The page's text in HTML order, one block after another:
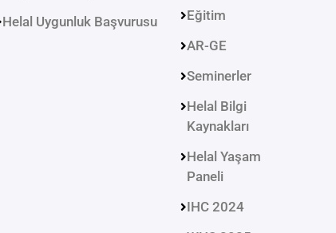
Helal Uygunluk Başvurusu
Eğitim
AR-GE
Seminerler
Helal Bilgi
Kaynakları
Helal Yaşam
Paneli
IHC 2024